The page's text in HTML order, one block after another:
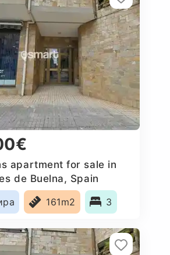
apartment for sale in
de Buelna, Spain
161m2 3